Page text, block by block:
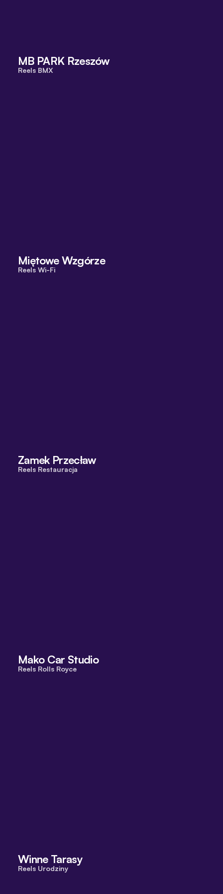
Mako Car Studio
Reels Rolls Royce
Winne Tarasy
Reels Urodziny
MB PARK Rzeszów
Reels BMX
Miętowe Wzgórze
Reels Wi-Fi
Zamek Przecław
Reels Restauracja